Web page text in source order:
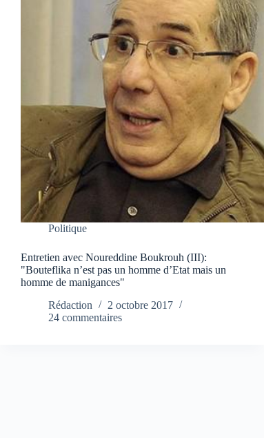
Politique
Entretien avec Noureddine Boukrouh (III):
"Bouteflika n’est pas un homme d’Etat mais un
homme de manigances"
Rédaction
2 octobre 2017
24 commentaires